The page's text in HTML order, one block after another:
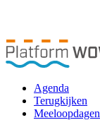
Agenda
Terugkijken
Meeloopdagen